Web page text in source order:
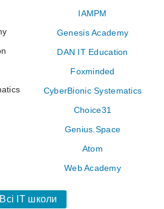
IAMPM
Genesis Academy
DAN IT Education
Foxminded
CyberBionic Systematics
Choice31
Genius.Space
Atom
Web Academy
Всі IT школи